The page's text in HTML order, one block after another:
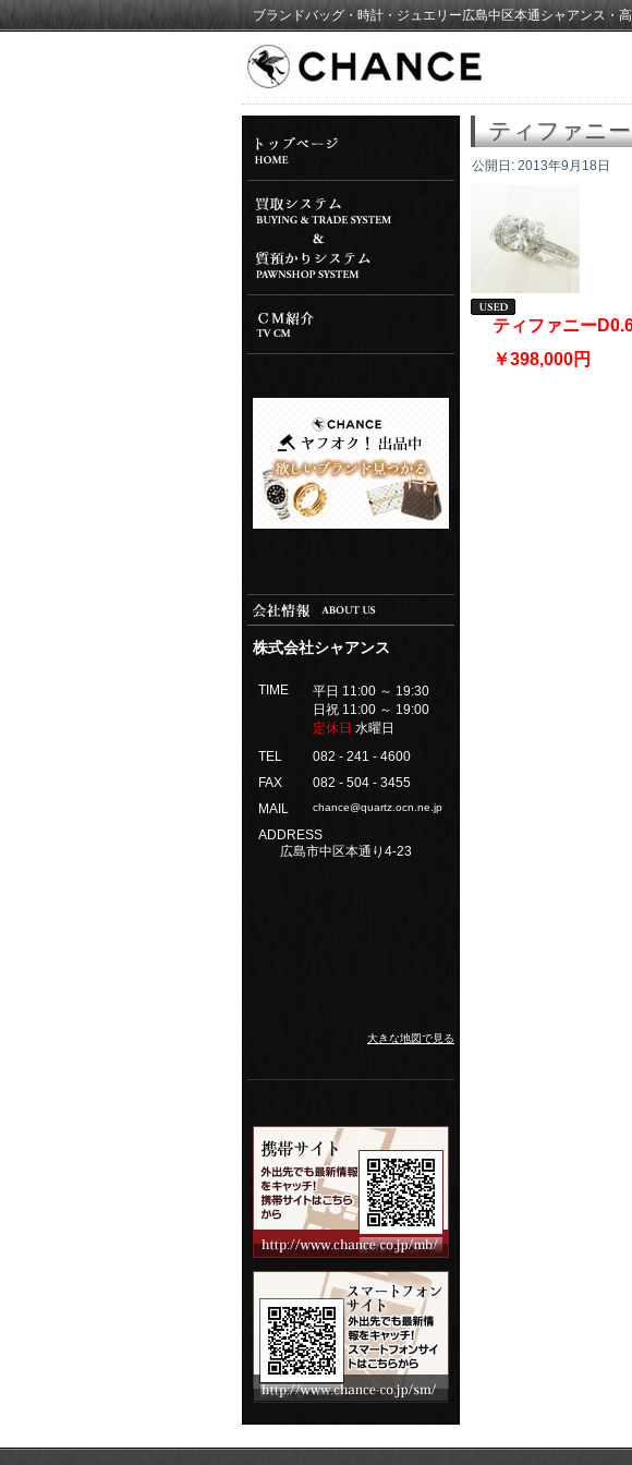
ブランドバッグ・時計・ジュエリー広島中区本通シャアンス・
株式会社シャアンス
TIME
平日 11:00 ～ 19:30
日祝 11:00 ～ 19:00
定休日 水曜日
TEL
082 - 241 - 4600
FAX
082 - 504 - 3455
MAIL
chance@quartz.ocn.ne.jp
ADDRESS
広島市中区本通り4-23
大きな地図で見る
ティファニ
公開日: 2013年9月18日
ティファニー
￥398,000円